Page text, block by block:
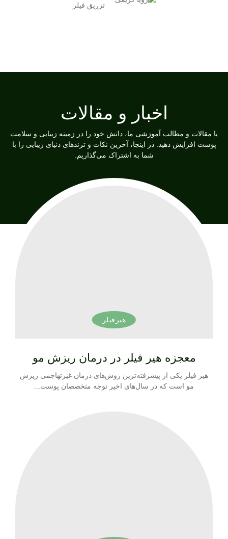
تزریق فیلر
اخبار و مقالات
با مقالات و مطالب آموزشی ما، دانش خود را در زمینه زیبایی و سلامت
پوست افزایش دهید. در اینجا، آخرین نکات و ترندهای دنیای زیبایی را با
شما به اشتراک می‌گذاریم.
هیرفیلر
معجزه هیر فیلر در درمان ریزش مو
هیر فیلر یکی از پیشرفته‌ترین روش‌های درمان غیرتهاجمی ریزش
مو است که در سال‌های اخیر توجه متخصصان پوست...